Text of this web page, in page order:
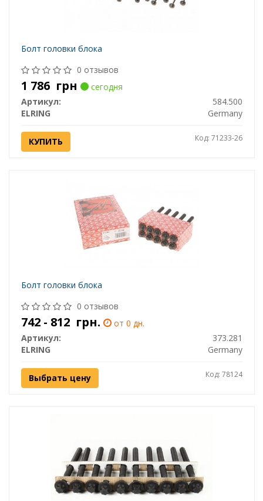
Болт головки блока
0 отзывов
1 786 грн
сегодня
Артикул:
584.500
ELRING
Germany
КУПИТЬ Код: 71233-26
Болт головки блока
0 отзывов
742 - 812 грн.
от 0 дн.
Артикул:
373.281
ELRING
Germany
Выбрать цену Код: 78124